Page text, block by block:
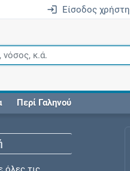
Είσοδος χρήστη
Περί Γαληνού